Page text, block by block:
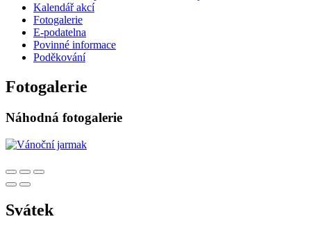
Kalendář akcí
Fotogalerie
E-podatelna
Povinné informace
Poděkování
Fotogalerie
Náhodná fotogalerie
Svátek